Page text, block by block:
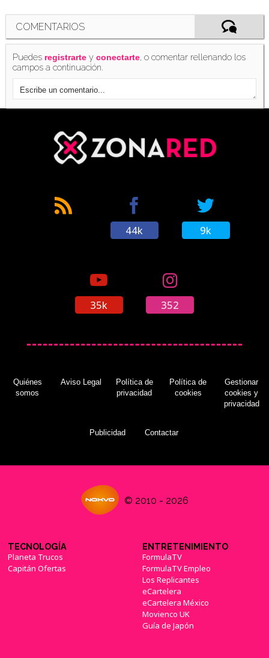
COMENTARIOS
Puedes registrarte yconectarte, o comentar rellenando los
campos a continuación.
44k 9k
35k 352
Quiénes
somos
Aviso Legal
Política de
privacidad
Política de
cookies
Gestionar
cookies y
privacidad
Publicidad Contactar
© 2010 - 2026
TECNOLOGÍA
Planeta Trucos
Capitán Ofertas
ENTRETENIMIENTO
FormulaTV
FormulaTV Empleo
Los Replicantes
eCartelera
eCartelera México
Movienco UK
Guía de Japón